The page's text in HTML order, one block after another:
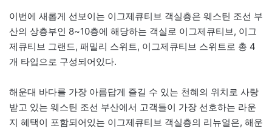
이번에 새롭게 선보이는 이그제큐티브 객실층은 웨스틴 조선 부
산의 상층부인 8~10층에 해당하는 객실로 이그제큐티브, 이그
제큐티브 그랜드, 패밀리 스위트, 이그제큐티브 스위트로 총 4
개 타입으로 구성되어있다.
해운대 바다를 가장 아름답게 즐길 수 있는 천혜의 위치로 사랑
받고 있는 웨스틴 조선 부산에서 고객들이 가장 선호하는 라운
지 혜택이 포함되어있는 이그제큐티브 객실층의 리뉴얼은, 해운